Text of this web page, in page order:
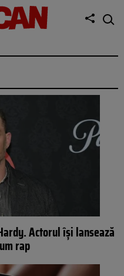
Actorul își lansează
rap